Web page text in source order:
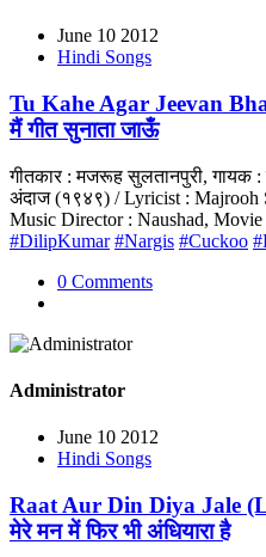
June 10 2012
Hindi Songs
Tu Kahe Agar Jeevan
मैं गीत सुनाता जाऊँ
गीतकार : मजरूह सुलतानपुरी, गायक
अंदाज (१९४९) / Lyricist : Majrooh
Music Director : Naushad,
#DilipKumar #Nargis #Cuckoo
0 Comments
Administrator
June 10 2012
Hindi Songs
Raat Aur Din Diya Jale
मेरे मन में फिर भी अंधियारा है